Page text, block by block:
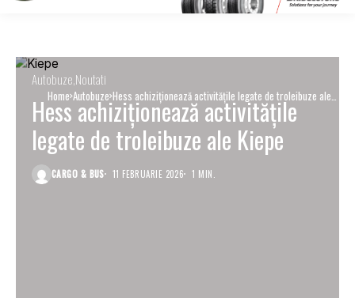
Home Autobuze Hess achiziționează activitățile legate de troleibuze ale
Kiepe
Autobuze Noutati
Hess achiziționează activitățile
legate de troleibuze ale Kiepe
CARGO & BUS 11 FEBRUARIE 2026 1 MIN.